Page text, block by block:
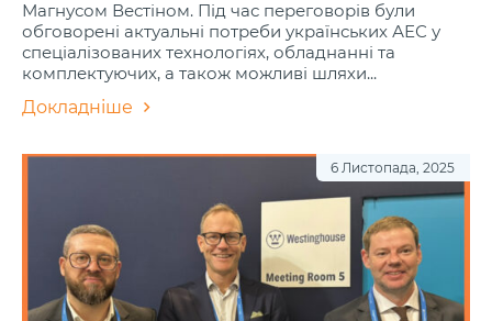
Магнусом Вестіном. Під час переговорів були
обговорені актуальні потреби українських АЕС у
спеціалізованих технологіях, обладнанні та
комплектуючих, а також можливі шляхи...
Докладніше
6 Листопада, 2025